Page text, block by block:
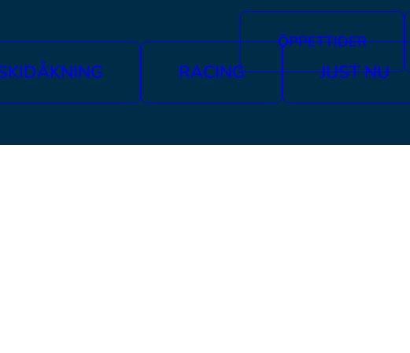
RACING JUST NU
ÖPPETTIDER
TAG